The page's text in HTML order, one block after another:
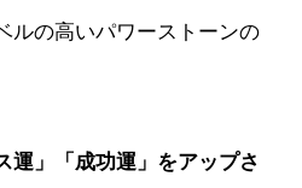
ルの高いパワーストーンの
運」「成功運」をアップさ